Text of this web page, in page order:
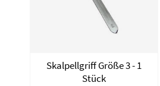
Skalpellgriff Größe 3 - 1
Stück